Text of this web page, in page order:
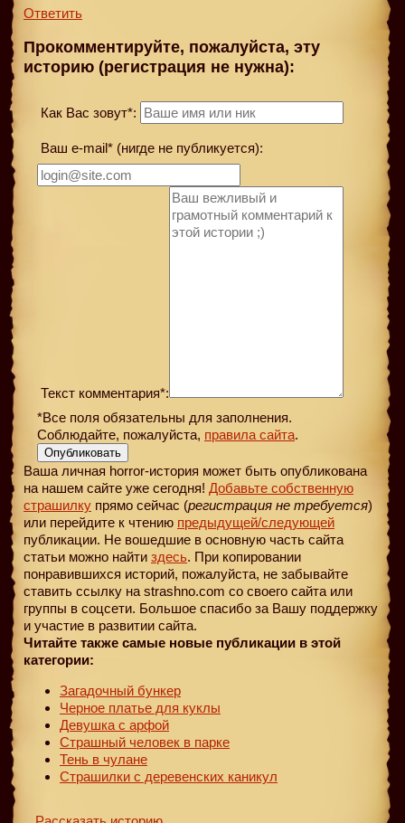
Ответить
Прокомментируйте, пожалуйста, эту
историю (регистрация не нужна):
Как Вас зовут*:
Ваш e-mail* (нигде не публикуется):
Текст комментария*:
*Все поля обязательны для заполнения.
Соблюдайте, пожалуйста, правила сайта.
Опубликовать
Ваша личная horror-история может быть опубликована
на нашем сайте уже сегодня! Добавьте собственную
страшилку прямо сейчас (регистрация не требуется)
или перейдите к чтению предыдущей/следующей
публикации. Не вошедшие в основную часть сайта
статьи можно найти здесь. При копировании
понравившихся историй, пожалуйста, не забывайте
ставить ссылку на strashno.com со своего сайта или
группы в соцсети. Большое спасибо за Вашу поддержку
и участие в развитии сайта.
Читайте также самые новые публикации в этой
категории:
Загадочный бункер
Черное платье для куклы
Девушка с арфой
Страшный человек в парке
Тень в чулане
Страшилки с деревенских каникул